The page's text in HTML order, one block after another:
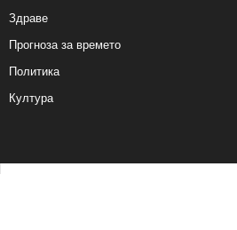
Здраве
Прогноза за времето
Политика
Култура